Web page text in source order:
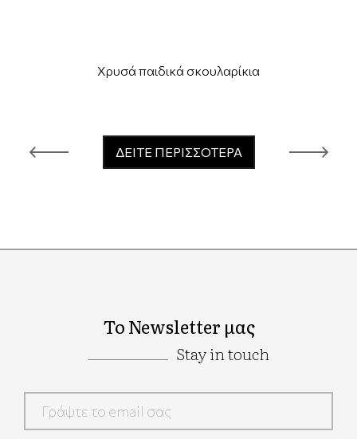
Χρυσά παιδικά σκουλαρίκια
ΔΕΙΤΕ ΠΕΡΙΣΣΟΤΕΡΑ
Το Newsletter μας
Stay in touch